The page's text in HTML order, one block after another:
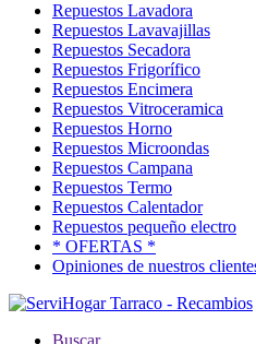
Repuestos Lavadora
Repuestos Lavavajillas
Repuestos Secadora
Repuestos Frigorífico
Repuestos Encimera
Repuestos Vitroceramica
Repuestos Horno
Repuestos Microondas
Repuestos Campana
Repuestos Termo
Repuestos Calentador
Repuestos pequeño electro
* OFERTAS *
Opiniones de nuestros
Buscar